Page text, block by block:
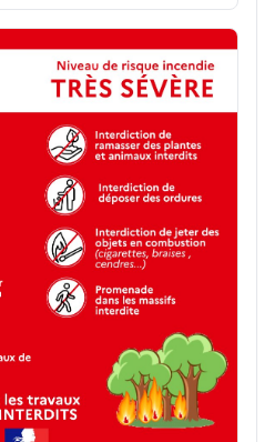
durablement la